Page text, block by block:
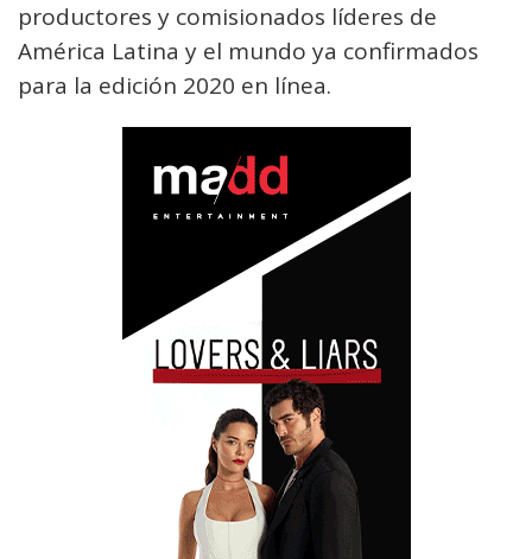
productores y comisionados líderes de
América Latina y el mundo ya confirmados
para la edición 2020 en línea.